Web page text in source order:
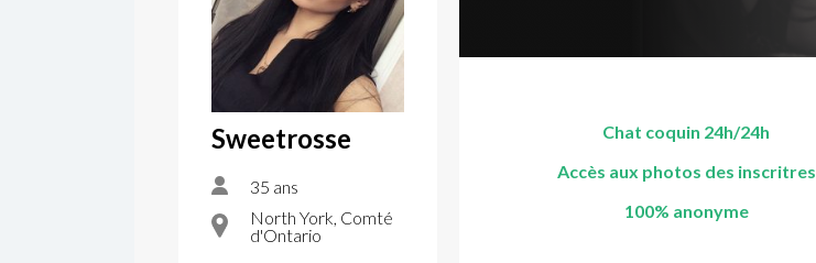
Sweetrosse
35 ans
North York, Comté
d'Ontario
Chat coquin 24h/24h
Accès aux photos des inscritres
100% anonyme